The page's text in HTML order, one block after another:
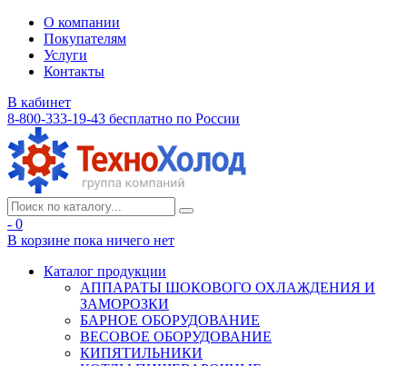
О компании
Покупателям
Услуги
Контакты
В кабинет
8-800-333-19-43 бесплатно по России
- 0
В корзине пока ничего нет
Каталог продукции
АППАРАТЫ ШОКОВОГО ОХЛАЖДЕНИЯ И
ЗАМОРОЗКИ
БАРНОЕ ОБОРУДОВАНИЕ
ВЕСОВОЕ ОБОРУДОВАНИЕ
КИПЯТИЛЬНИКИ